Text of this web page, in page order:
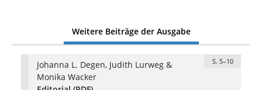
Weitere Beiträge der Ausgabe
Johanna L. Degen, Judith Lurweg &
Monika Wacker
S. 5–10